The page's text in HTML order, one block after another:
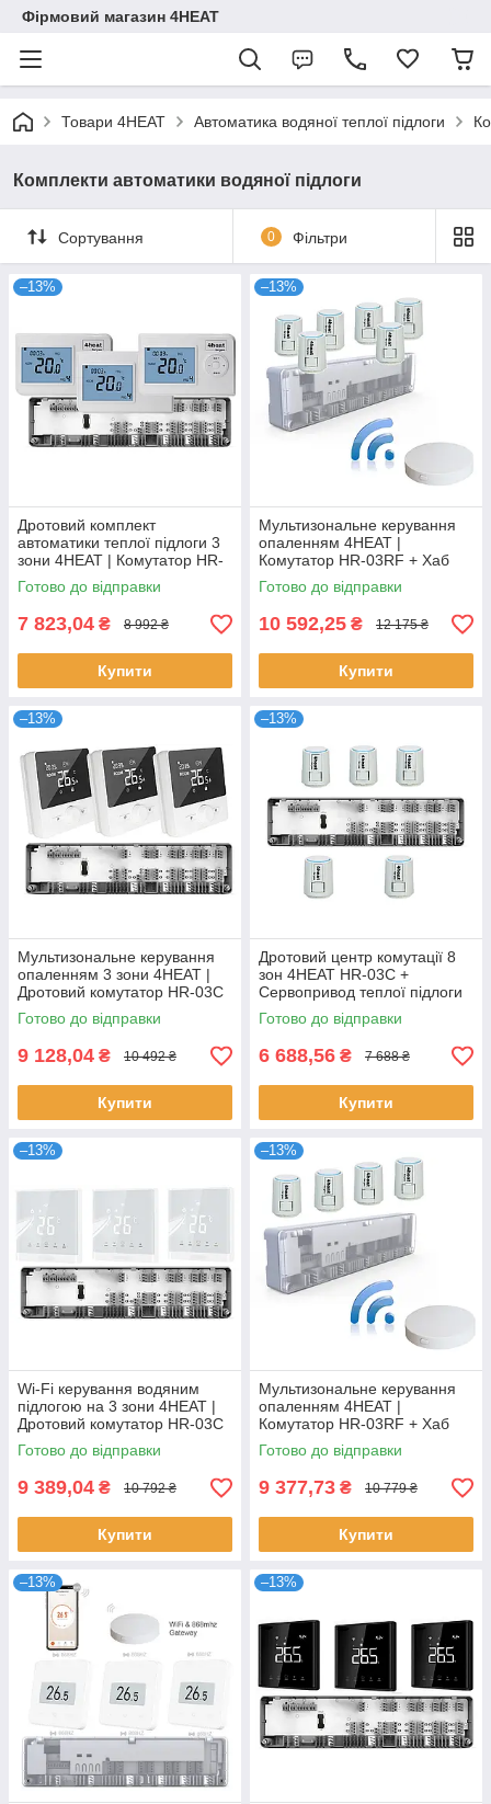
Фірмовий магазин 4HEAT
Товари 4HEAT Автоматика водяної теплої підлоги
Комплекти автоматики водяної підлоги
Сортування 0 Фільтри
–13%
Дротовий комплект
автоматики теплої підлоги 3
зони 4HEAT | Комутатор HR-
03C + Терморегулятор HT-02
(3 шт)
Готово до відправки
7 823,04 ₴ 8 992 ₴
Купити
–13%
Мультизональне керування
опаленням 4HEAT |
Комутатор HR-03RF + Хаб
EGW01 + Сервопривод ATR
(6 шт.)
Готово до відправки
10 592,25 ₴ 12 175 ₴
Купити
–13%
Мультизональне керування
опаленням 3 зони 4HEAT |
Дротовий комутатор HR-03C
+ Терморегулятор HT-25 (3
шт)
Готово до відправки
9 128,04 ₴ 10 492 ₴
Купити
–13%
Дротовий центр комутації 8
зон 4HEAT HR-03C +
Сервопривод теплої підлоги
4HT.ATR (5 шт.)
Готово до відправки
6 688,56 ₴ 7 688 ₴
Купити
–13%
Wi-Fi керування водяним
підлогою на 3 зони 4HEAT |
Дротовий комутатор HR-03C
+ Регулятор АЕ-667.WF (3
шт.)
Готово до відправки
9 389,04 ₴ 10 792 ₴
Купити
–13%
Мультизональне керування
опаленням 4HEAT |
Комутатор HR-03RF + Хаб
EGW01 + Сервопривод ATR
(4 шт.)
Готово до відправки
9 377,73 ₴ 10 779 ₴
Купити
–13% –13%